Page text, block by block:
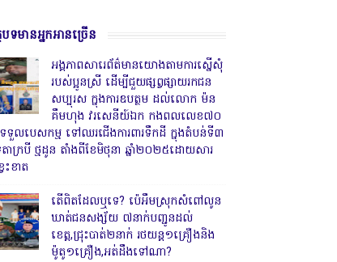
បទមានអ្នកអានច្រើន
អង្គភាពសារេព័ត៌មានយោងតាមការស្នើសុំ
របស់ប្អូនស្រី ដើម្បីជួយផ្សព្វផ្សាយរកជន
សប្បុរស ក្នុងការឧបត្ថម ដល់លោក ម៉ន
គឹមហុង វរសេនីយ៍ឯក កងពលលេខ៧០
ទទួលបេសកម្ម ទៅឈរជើងការពារទឹកដី ក្នុងតំបន់ទី៣
តាក្របី ថ្មដូន តាំងពីខែមិថុនា ឆ្នាំ២០២៥ដោយសារ
ះខាត
តើពិតដែលឬទេ? ប៉េអឹមស្រុកសំពៅលូន
ឃាត់ជនសង្ស័យ ៧នាក់បញ្ជូនដល់
ខេត្ត,ជ្រុះបាត់២នាក់ រថយន្ត១គ្រឿងនិង
ម៉ូតូ១គ្រឿង,អត់ដឹងទៅណា?